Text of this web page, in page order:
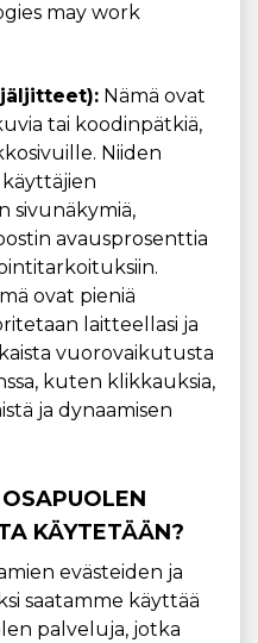
may work
Nämä ovat
tai koodinpätkiä,
Niiden
sivunäkymiä,
avausprosenttia
ovat pieniä
laitteellasi ja
vuorovaikutusta
kuten klikkauksia,
ja dynaamisen
KÄYTETÄÄN?
evästeiden ja
saatamme käyttää
palveluja, jotka